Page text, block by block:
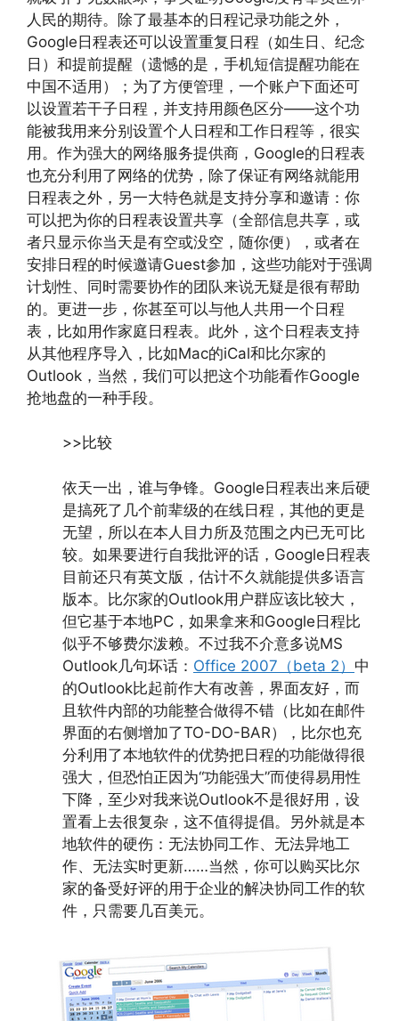
人民的期待。除了最基本的日程记录功能之外，
Google日程表还可以设置重复日程（如生日、纪念
日）和提前提醒（遗憾的是，手机短信提醒功能在
中国不适用）；为了方便管理，一个账户下面还可
以设置若干子日程，并支持用颜色区分——这个功
能被我用来分别设置个人日程和工作日程等，很实
用。作为强大的网络服务提供商，Google的日程表
也充分利用了网络的优势，除了保证有网络就能用
日程表之外，另一大特色就是支持分享和邀请：你
可以把为你的日程表设置共享（全部信息共享，或
者只显示你当天是有空或没空，随你便），或者在
安排日程的时候邀请Guest参加，这些功能对于强调
计划性、同时需要协作的团队来说无疑是很有帮助
的。更进一步，你甚至可以与他人共用一个日程
表，比如用作家庭日程表。此外，这个日程表支持
从其他程序导入，比如Mac的iCal和比尔家的
Outlook，当然，我们可以把这个功能看作Google
抢地盘的一种手段。
>>比较
依天一出，谁与争锋。Google日程表出来后硬
是搞死了几个前辈级的在线日程，其他的更是
无望，所以在本人目力所及范围之内已无可比
较。如果要进行自我批评的话，Google日程表
目前还只有英文版，估计不久就能提供多语言
版本。比尔家的Outlook用户群应该比较大，
但它基于本地PC，如果拿来和Google日程比
似乎不够费尔泼赖。不过我不介意多说MS
Outlook几句坏话： Office 2007（beta 2） 中
的Outlook比起前作大有改善，界面友好，而
且软件内部的功能整合做得不错（比如在邮件
界面的右侧增加了TO-DO-BAR），比尔也充
分利用了本地软件的优势把日程的功能做得很
强大，但恐怕正因为“功能强大”而使得易用性
下降，至少对我来说Outlook不是很好用，设
置看上去很复杂，这不值得提倡。另外就是本
地软件的硬伤：无法协同工作、无法异地工
作、无法实时更新……当然，你可以购买比尔
家的备受好评的用于企业的解决协同工作的软
件，只需要几百美元。